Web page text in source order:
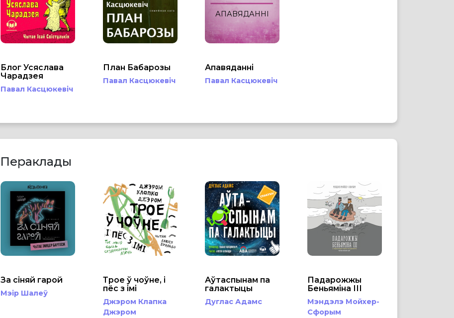
Блог Усяслава
Чарадзея
Павал Касцюкевіч
План Бабарозы
Павал Касцюкевіч
АПАВЯДАННІ
Апавяданні
Павал Касцюкевіч
Пераклады
За сіняй гарой
Мэір Шалеў
Трое ў чоўне, і
пёс з імі
Джэром Клапка
Джэром
Аўтаспынам па
галактыцы
Дуглас Адамс
Падарожжы
Беньяміна ІІІ
Мэндэлэ Мойхер-
Сфорым